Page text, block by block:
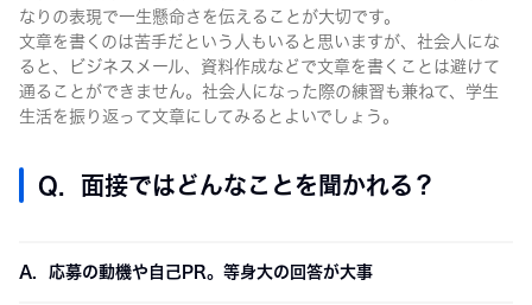
なりの表現で一生懸命さを伝えることが大切です。
文章を書くのは苦手だという人もいると思いますが、社会人にな
ると、ビジネスメール、資料作成などで文章を書くことは避けて
通ることができません。社会人になった際の練習も兼ねて、学生
生活を振り返って文章にしてみるとよいでしょう。
Q. 面接ではどんなことを聞かれる？
A. 応募の動機や自己PR。等身大の回答が大事